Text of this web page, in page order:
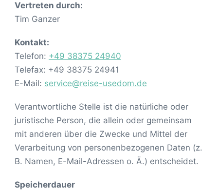
Vertreten durch:
Tim Ganzer
Kontakt:
Telefon: +49 38375 24940
Telefax: +49 38375 24941
E-Mail: service@reise-usedom.de
Verantwortliche Stelle ist die natürliche oder
juristische Person, die allein oder gemeinsam
mit anderen über die Zwecke und Mittel der
Verarbeitung von personenbezogenen Daten (z.
B. Namen, E-Mail-Adressen o. Ä.) entscheidet.
Speicherdauer